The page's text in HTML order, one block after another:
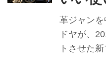
“次世
カド
ん
革ジャン
ドヤが、
トさせた